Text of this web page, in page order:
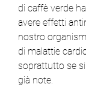
di caffè verde
avere effetti
nostro
di malattie
soprattutto se
già note.